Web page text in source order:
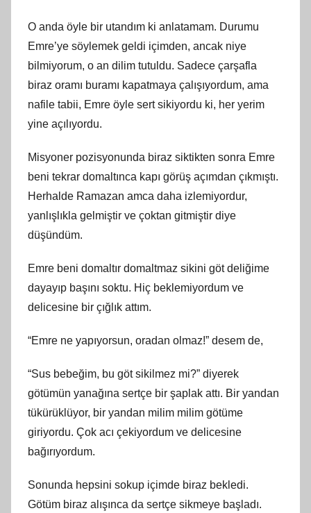
O anda öyle bir utandım ki anlatamam. Durumu
Emre’ye söylemek geldi içimden, ancak niye
bilmiyorum, o an dilim tutuldu. Sadece çarşafla
biraz oramı buramı kapatmaya çalışıyordum, ama
nafile tabii, Emre öyle sert sikiyordu ki, her yerim
yine açılıyordu.
Misyoner pozisyonunda biraz siktikten sonra Emre
beni tekrar domaltınca kapı görüş açımdan çıkmıştı.
Herhalde Ramazan amca daha izlemiyordur,
yanlışlıkla gelmiştir ve çoktan gitmiştir diye
düşündüm.
Emre beni domaltır domaltmaz sikini göt deliğime
dayayıp başını soktu. Hiç beklemiyordum ve
delicesine bir çığlık attım.
“Emre ne yapıyorsun, oradan olmaz!” desem de,
“Sus bebeğim, bu göt sikilmez mi?” diyerek
götümün yanağına sertçe bir şaplak attı. Bir yandan
tükürüklüyor, bir yandan milim milim götüme
giriyordu. Çok acı çekiyordum ve delicesine
bağırıyordum.
Sonunda hepsini sokup içimde biraz bekledi.
Götüm biraz alışınca da sertçe sikmeye başladı.